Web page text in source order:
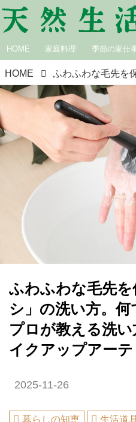
HOME 家庭料理 季節の家仕
HOME
ふわふわな毛先を
シ」の洗い方。何
プロが教える洗
イクアップアー
2025-11-26
暮らしの知恵 生活道